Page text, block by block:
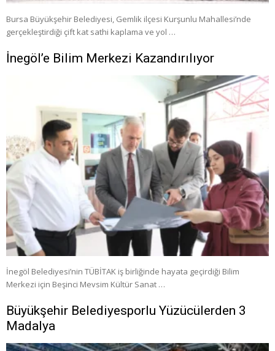
Bursa Büyükşehir Belediyesi, Gemlik ilçesi Kurşunlu Mahallesi’nde
gerçekleştirdiği çift kat sathi kaplama ve yol …
İnegöl’e Bilim Merkezi Kazandırılıyor
İnegöl Belediyesi’nin TÜBİTAK iş birliğinde hayata geçirdiği Bilim
Merkezi için Beşinci Mevsim Kültür Sanat …
Büyükşehir Belediyesporlu Yüzücülerden 3
Madalya